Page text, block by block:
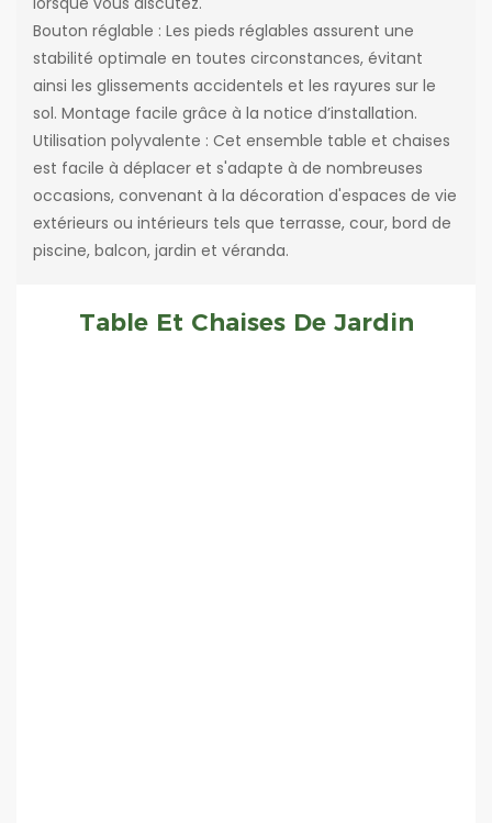
Bouton réglable : Les pieds réglables assurent une
stabilité optimale en toutes circonstances, évitant
ainsi les glissements accidentels et les rayures sur le
sol. Montage facile grâce à la notice d’installation.
Utilisation polyvalente : Cet ensemble table et chaises
est facile à déplacer et s'adapte à de nombreuses
occasions, convenant à la décoration d'espaces de vie
extérieurs ou intérieurs tels que terrasse, cour, bord de
piscine, balcon, jardin et véranda.
Table Et Chaises De Jardin